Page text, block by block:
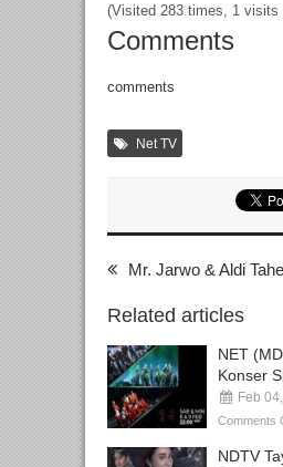
(Visited 283 times, 1 visits
Comments
comments
Net TV
Mr. Jarwo & Aldi
Related articles
NET
Konser
Feb
Comments
NDTV